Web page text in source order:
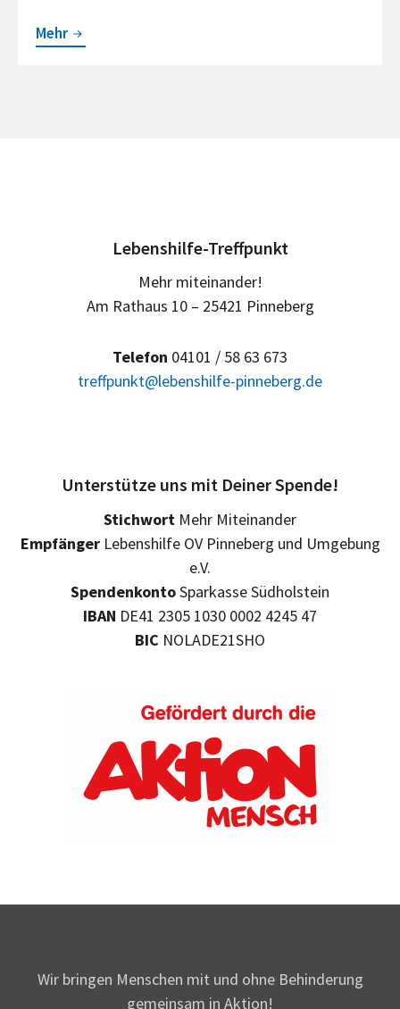
Mehr Erfolg
Lebenshilfe-Treffpunkt
Mehr miteinander!
Am Rathaus 10 – 25421 Pinneberg
Telefon 04101 / 58 63 673
treffpunkt@lebenshilfe-pinneberg.de
Unterstütze uns mit Deiner Spende!
Stichwort Mehr Miteinander
EmpfängerLebenshilfe OV Pinneberg und Umgebung
e.V.
SpendenkontoSparkasse Südholstein
IBAN DE41 2305 1030 0002 4245 47
BIC NOLADE21SHO
Wir bringen Menschen mit und ohne Behinderung
gemeinsam in Aktion!